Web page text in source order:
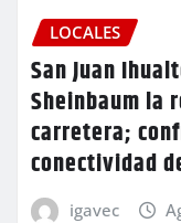
LOCALES
San Juan
Sheinbaum la
carretera;
conectividad
igavec